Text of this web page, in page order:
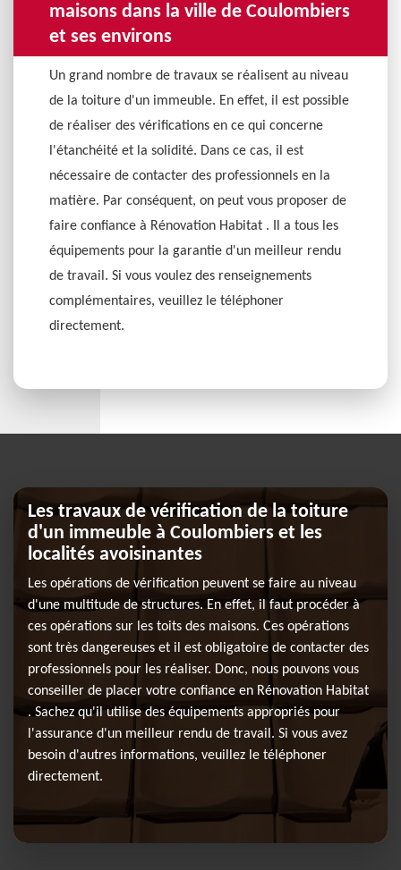
maisons dans la ville de Coulombiers
et ses environs
Un grand nombre de travaux se réalisent au niveau
de la toiture d'un immeuble. En effet, il est possible
de réaliser des vérifications en ce qui concerne
l'étanchéité et la solidité. Dans ce cas, il est
nécessaire de contacter des professionnels en la
matière. Par conséquent, on peut vous proposer de
faire confiance à Rénovation Habitat . Il a tous les
équipements pour la garantie d'un meilleur rendu
de travail. Si vous voulez des renseignements
complémentaires, veuillez le téléphoner
directement.
Les travaux de vérification de la toiture
d'un immeuble à Coulombiers et les
localités avoisinantes
Les opérations de vérification peuvent se faire au niveau
d'une multitude de structures. En effet, il faut procéder à
ces opérations sur les toits des maisons. Ces opérations
sont très dangereuses et il est obligatoire de contacter des
professionnels pour les réaliser. Donc, nous pouvons vous
conseiller de placer votre confiance en Rénovation Habitat
. Sachez qu'il utilise des équipements appropriés pour
l'assurance d'un meilleur rendu de travail. Si vous avez
besoin d'autres informations, veuillez le téléphoner
directement.